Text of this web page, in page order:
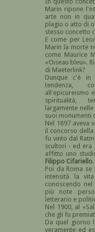
Marin ripone
arte non in
plagio o atto di
stesso concetto
E come per
Marin la morte
come Maurice
«Oiseau bleu».
di Maeterlink?
Dunque c'è in
tendenza,
all'epicureismo
spiritualità,
largamente
suoi monumenti
Nel 1897 aveva
il concorso
fu vinto dal
scultori - ed era
affitto uno
Filippo Cifariello.
Poi da Roma
intensità la
conoscendo nel
più note
letterario e
Nel 1900, al
che gli fu
Da quel giorno
veramente ed